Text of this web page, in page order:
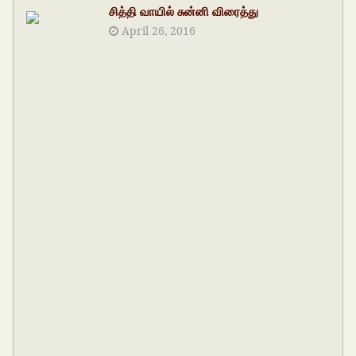
சித்தி வாயில் சுன்னி விரைத்து
April 26, 2016